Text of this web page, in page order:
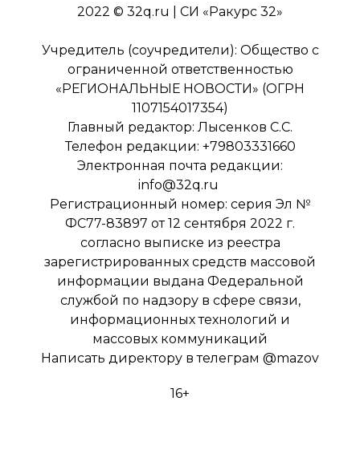
2022 © 32q.ru | СИ «Ракурс 32»
Учредитель (соучредители): Общество с
ограниченной ответственностью
«РЕГИОНАЛЬНЫЕ НОВОСТИ» (ОГРН
1107154017354)
Главный редактор: Лысенков С.С.
Телефон редакции: +79803331660
Электронная почта редакции:
info@32q.ru
Регистрационный номер: серия Эл №
ФС77-83897 от 12 сентября 2022 г.
согласно выписке из реестра
зарегистрированных средств массовой
информации выдана Федеральной
службой по надзору в сфере связи,
информационных технологий и
массовых коммуникаций
Написать директору в телеграм @mazov
16+